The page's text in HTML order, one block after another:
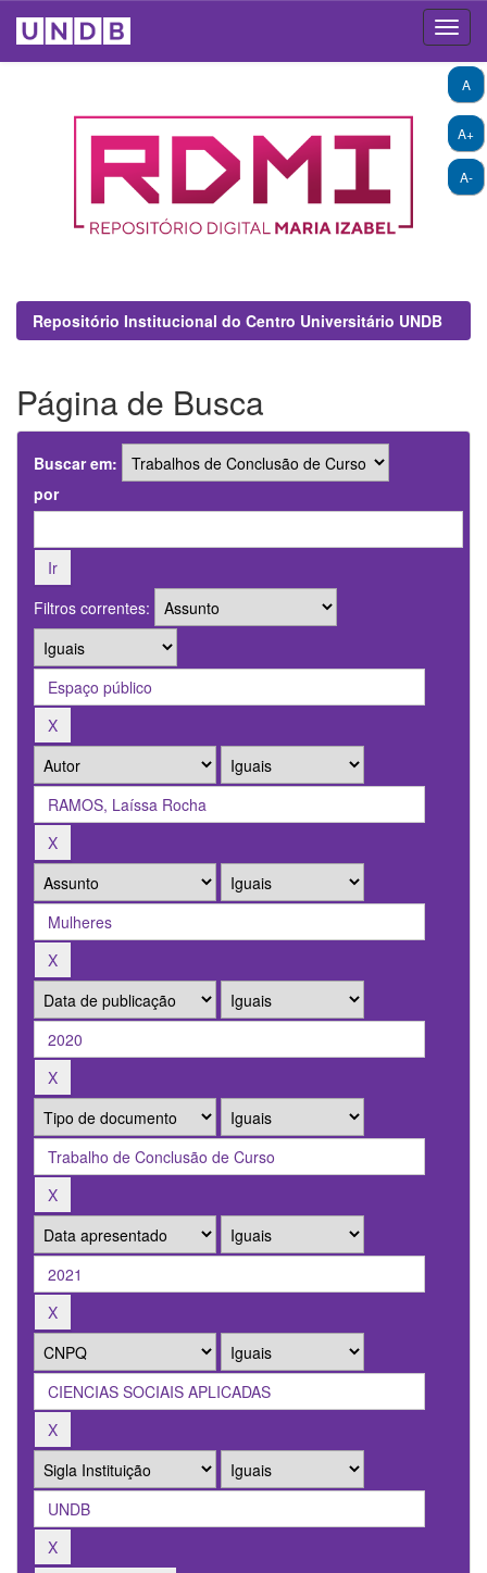
A+
A-
A
Repositório Institucional do Centro Universitário UNDB
Página de Busca
Buscar em:
por
Filtros correntes: